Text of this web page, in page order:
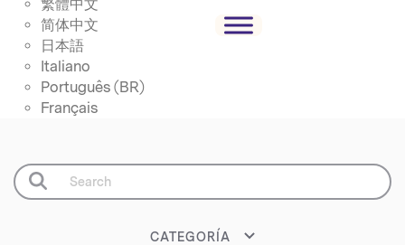
繁體中文
简体中文
日本語
Italiano
Português (BR)
Français
CATEGORÍA